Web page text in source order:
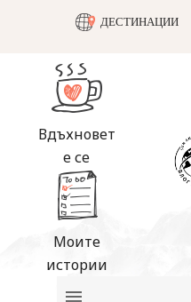
ДЕСТИНАЦИИ
Вдъхновет
е се
Моите
истории